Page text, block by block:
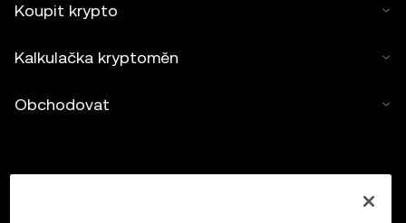
Koupit krypto
Kalkulačka kryptoměn
Obchodovat